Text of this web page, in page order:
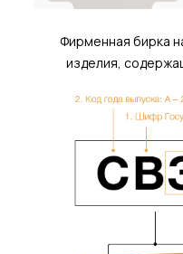
Фирменная бирка
изделия,